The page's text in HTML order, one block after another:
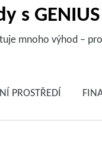
s
mnoho výhod –
PROSTŘEDÍ